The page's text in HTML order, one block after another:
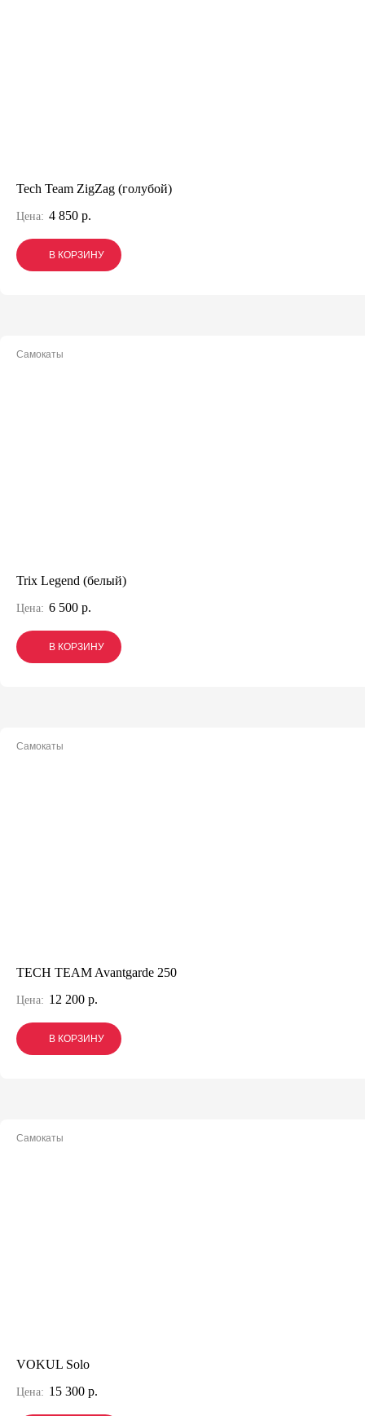
Tech Team ZigZag (голубой)
Цена: 4 850 р.
В КОРЗИНУ
В КОРЗИНУ
В КОРЗИНУ
Самокаты
Trix Legend (белый)
Цена: 6 500 р.
В КОРЗИНУ
В КОРЗИНУ
В КОРЗИНУ
Самокаты
TECH TEAM Avantgarde 250
Цена: 12 200 р.
В КОРЗИНУ
В КОРЗИНУ
В КОРЗИНУ
Самокаты
VOKUL Solo
Цена: 15 300 р.